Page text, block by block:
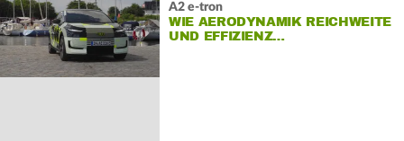
A2 e-tron
WIE AERODYNAMIK REICHWEITE
UND EFFIZIENZ…